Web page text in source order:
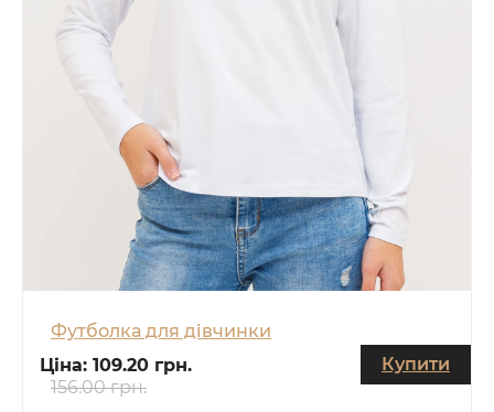
Футболка для дівчинки
Ціна: 109.20 грн.
156.00 грн.
Купити